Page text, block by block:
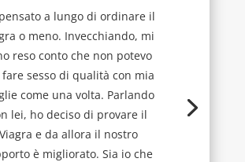
a lungo di ordinare il
o meno. Invecchiando, mi
reso conto che non potevo
sesso di qualità con mia
come una volta. Parlando
lei, ho deciso di provare il
Viagra e da allora il nostro
è migliorato. Sia io che